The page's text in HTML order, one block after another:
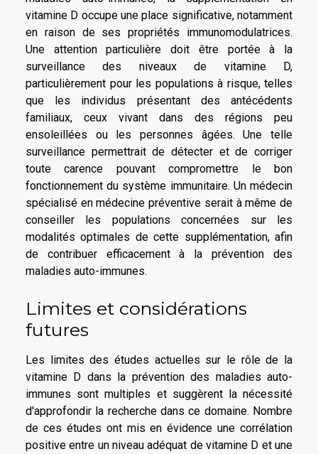
vitamine D occupe une place significative, notamment
en raison de ses propriétés immunomodulatrices.
Une attention particulière doit être portée à la
surveillance des niveaux de vitamine D,
particulièrement pour les populations à risque, telles
que les individus présentant des antécédents
familiaux, ceux vivant dans des régions peu
ensoleillées ou les personnes âgées. Une telle
surveillance permettrait de détecter et de corriger
toute carence pouvant compromettre le bon
fonctionnement du système immunitaire. Un médecin
spécialisé en médecine préventive serait à même de
conseiller les populations concernées sur les
modalités optimales de cette supplémentation, afin
de contribuer efficacement à la prévention des
maladies auto-immunes.
Limites et considérations
futures
Les limites des études actuelles sur le rôle de la
vitamine D dans la prévention des maladies auto-
immunes sont multiples et suggèrent la nécessité
d'approfondir la recherche dans ce domaine. Nombre
de ces études ont mis en évidence une corrélation
positive entre un niveau adéquat de vitamine D et une